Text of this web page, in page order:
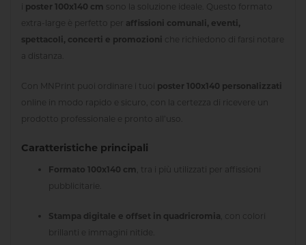
poster 100x140 cm sono la soluzione ideale. Questo formato
extra-large è perfetto per affissioni comunali, eventi,
spettacoli, concerti e promozioni
che richiedono di farsi notare
a distanza.
Con MNPrint puoi ordinare i tuoi poster 100x140 personalizzati
online in modo rapido e sicuro, con la certezza di ricevere un
prodotto professionale e pronto all’uso.
Caratteristiche principali
Formato 100x140 cm , tra i più utilizzati per affissioni
pubblicitarie.
Stampa digitale e offset in quadricromia , con colori
brillanti e immagini nitide.